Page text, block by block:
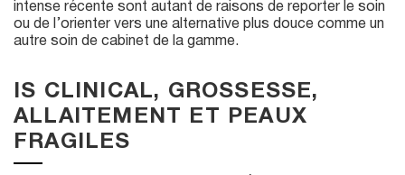
intense récente sont autant de raisons de reporter le soin
ou de l’orienter vers une alternative plus douce comme un
autre soin de cabinet de la gamme.
IS CLINICAL, GROSSESSE,
ALLAITEMENT ET PEAUX
FRAGILES